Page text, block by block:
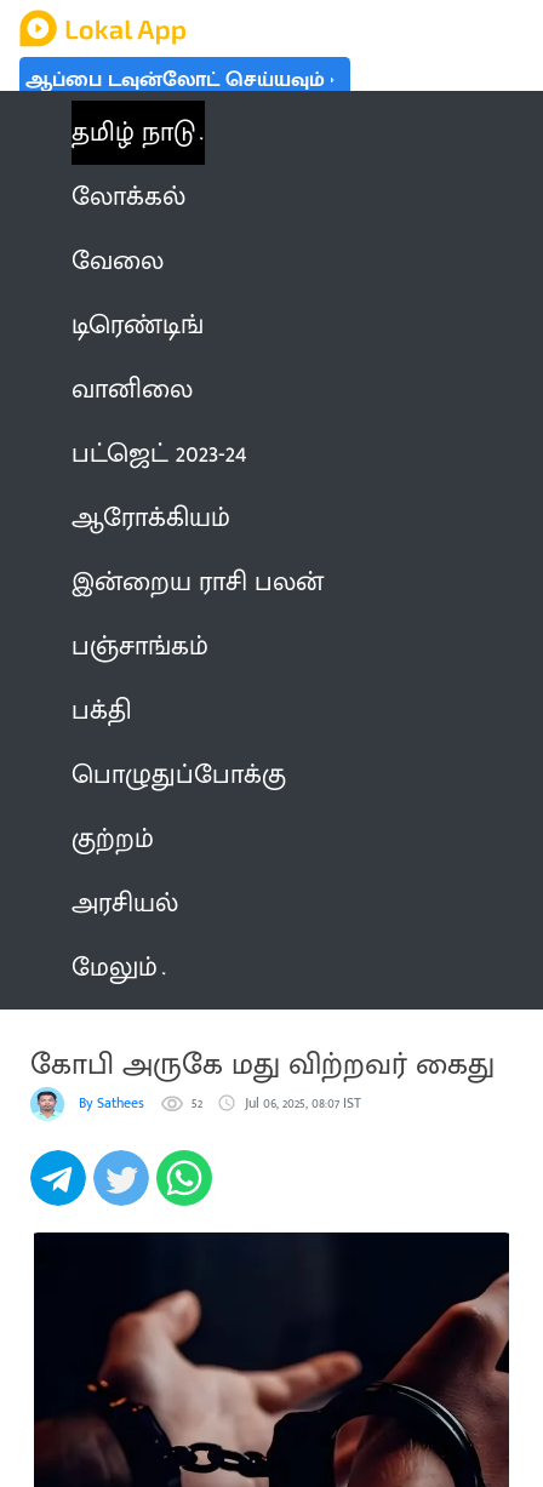
ஆப்பை டவுன்லோட் செய்யவும்
தமிழ் நாடு
லோக்கல்
வேலை
டிரெண்டிங்
வானிலை
பட்ஜெட் 2023-24
ஆரோக்கியம்
இன்றைய ராசி பலன்
பஞ்சாங்கம்
பக்தி
பொழுதுப்போக்கு
குற்றம்
அரசியல்
மேலும்
கோபி அருகே மது விற்றவர் கைது
By Sathees 52 Jul 06, 2025, 08:07 IST